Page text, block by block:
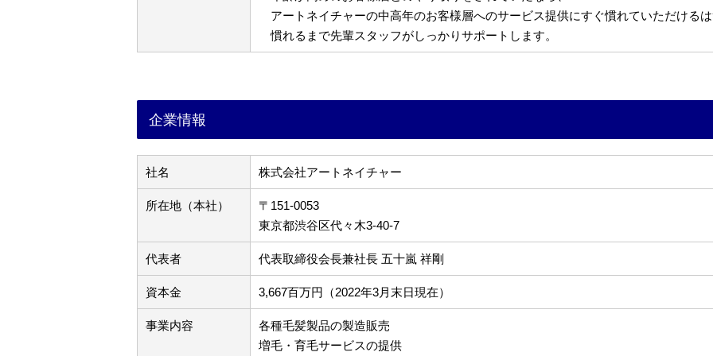
アートネイチャーの中高年のお客様層へのサービス提供にすぐ慣れていただける
慣れるまで先輩スタッフがしっかりサポートします。
企業情報
社名 株式会社アートネイチャー
所在地（本社）
〒151-0053
東京都渋谷区代々木3-40-7
代表者 代表取締役会長兼社長 五十嵐 祥剛
資本金 3,667百万円（2022年3月末日現在）
事業内容
各種毛髪製品の製造販売
増毛・育毛サービスの提供